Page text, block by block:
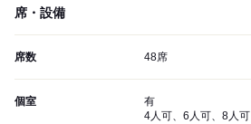
席・設備
席数 48席
個室
有
4人可、6人可、8人可